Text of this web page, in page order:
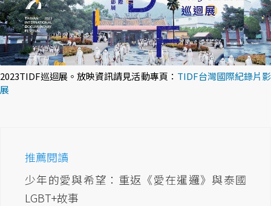
2023TIDF巡迴展。放映資訊請見活動專頁： TIDF台灣國際紀錄片影
展
推薦閱讀
少年的愛與希望：重返《愛在暹邏》與泰國
LGBT+故事